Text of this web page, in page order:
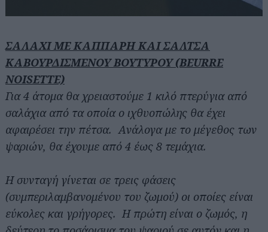
ΣΑΛΑΧΙ ΜΕ ΚΑΠΠΑΡΗ ΚΑΙ ΣΑΛΤΣΑ
ΚΑΒΟΥΡΔΙΣΜΕΝΟΥ ΒΟΥΤΥΡΟΥ (BEURRE
NOISETTE)
Για 4 άτομα θα χρειαστούμε 1 κιλό πτερύγια από
σαλάχια από τα οποία ο ιχθυοπώλης θα έχει
αφαιρέσει την πέτσα. Ανάλογα με το μέγεθος των
ψαριών, θα έχουμε από 4 έως 8 τεμάχια.
Η συνταγή γίνεται σε τρεις φάσεις
(συμπεριλαμβανομένου του ζωμού) οι οποίες είναι
εύκολες και γρήγορες. Η πρώτη είναι ο ζωμός, η